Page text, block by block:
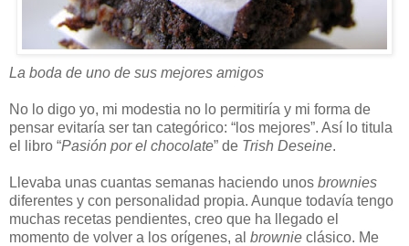
La boda de uno de sus mejores amigos
No lo digo yo, mi modestia no lo permitiría y mi forma de
pensar evitaría ser tan categórico: “los mejores”. Así lo titula
el libro “Pasión por el chocolate” de Trish Deseine.
Llevaba unas cuantas semanas haciendo unos brownies
diferentes y con personalidad propia. Aunque todavía tengo
muchas recetas pendientes, creo que ha llegado el
momento de volver a los orígenes, al brownie clásico. Me